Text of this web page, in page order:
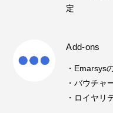
定
Add-ons
・Emarsys
・バウチャ
・ロイヤリ